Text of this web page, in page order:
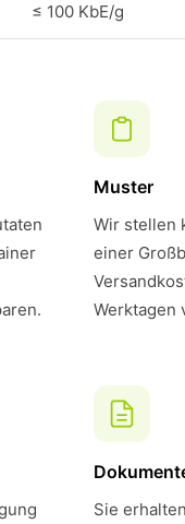
≤ 100 KbE/g
Muster
Wir stellen
einer
Werktagen
Sie